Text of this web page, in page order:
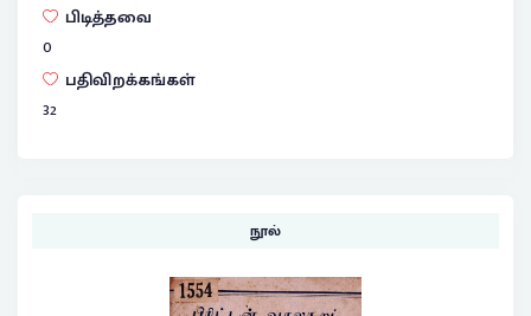
பிடித்தவை
0
பதிவிறக்கங்கள்
32
நூல்